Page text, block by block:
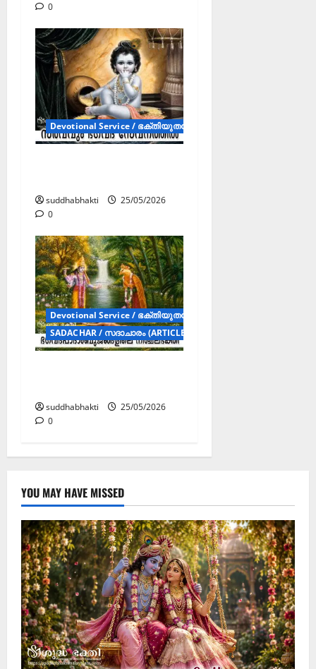
0
Devotional Service / ഭക്തിയുതസേവനം (Articles)
suddhabhakti
25/05/2026
0
Devotional Service / ഭക്തിയുതസേവനം (Articles)
SADACHAR / സദാചാരം (ARTICLES)
suddhabhakti
25/05/2026
0
YOU MAY HAVE MISSED